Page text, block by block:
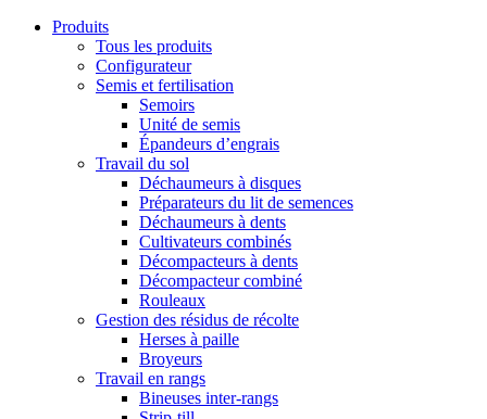
Produits
Tous les produits
Configurateur
Semis et fertilisation
Semoirs
Unité de semis
Épandeurs d’engrais
Travail du sol
Déchaumeurs à disques
Préparateurs du lit de semences
Déchaumeurs à dents
Cultivateurs combinés
Décompacteurs à dents
Décompacteur combiné
Rouleaux
Gestion des résidus de récolte
Herses à paille
Broyeurs
Travail en rangs
Bineuses inter-rangs